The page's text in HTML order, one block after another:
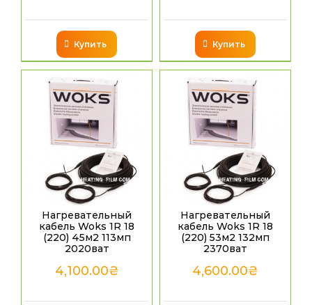
Купить Купить
Нагревательный
кабель Woks 1R 18
(220) 45м2 113мп
2020ват
4,100.00₴
Нагревательный
кабель Woks 1R 18
(220) 53м2 132мп
2370ват
4,600.00₴